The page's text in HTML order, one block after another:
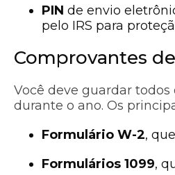
PIN de envio
pelo IRS para
Comprovantes
Você deve guardar
durante o ano. Os
Formulário W-2,
Formulários 1099,